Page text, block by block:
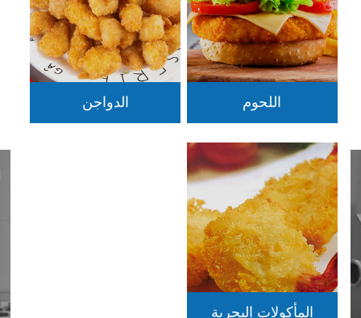
اللحوم الدواجن
المأكولات البحرية